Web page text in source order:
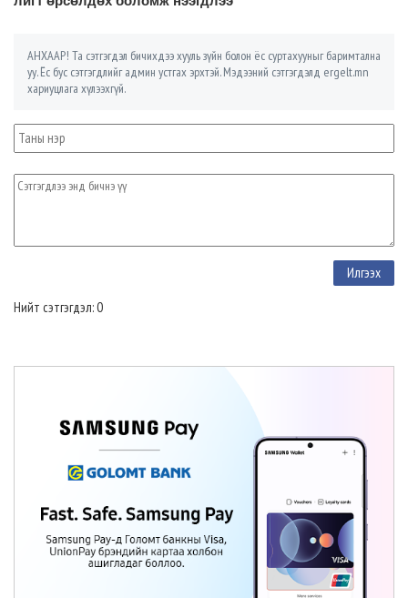
АНХААР! Та сэтгэгдэл бичихдээ хууль зүйн болон ёс суртахууныг баримтална
уу. Ёс бус сэтгэгдлийг админ устгах эрхтэй. Мэдээний сэтгэгдэлд ergelt.mn
хариуцлага хүлээхгүй.
Нийт сэтгэгдэл: 0